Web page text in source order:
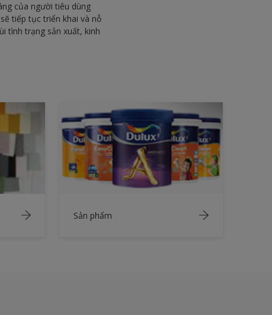
của người tiêu dùng
tiếp tục triển khai và nỗ
tình trạng sản xuất, kinh
Sản phẩm